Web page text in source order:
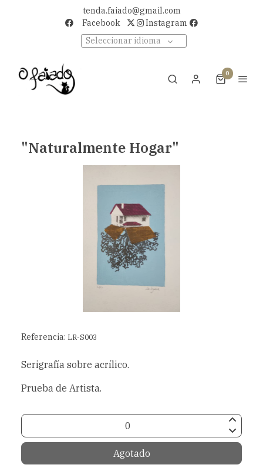
tenda.faiado@gmail.com
Facebook
Instagram
Seleccionar idioma
0
"Naturalmente Hogar"
Referencia: LR-S003
Serigrafía sobre acrílico.
Prueba de Artista.
Agotado